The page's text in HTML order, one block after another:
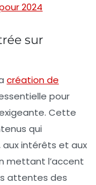
2024
sur
création de
pour
Cette
qui
auxintérêts et aux
mettant l’accent
attentes des